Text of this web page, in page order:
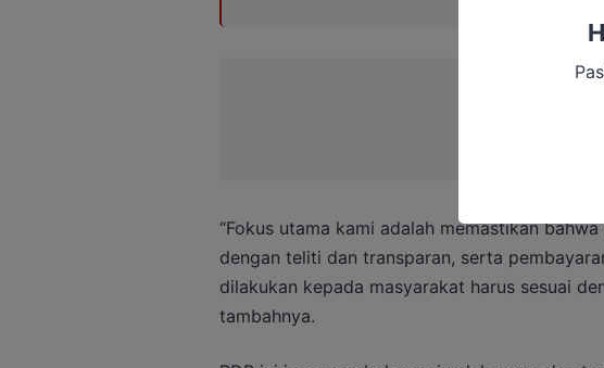
“Fokus utama kami adalah memastikan
dengan teliti dan transparan, serta
dilakukan kepada masyarakat harus sesuai
tambahnya.